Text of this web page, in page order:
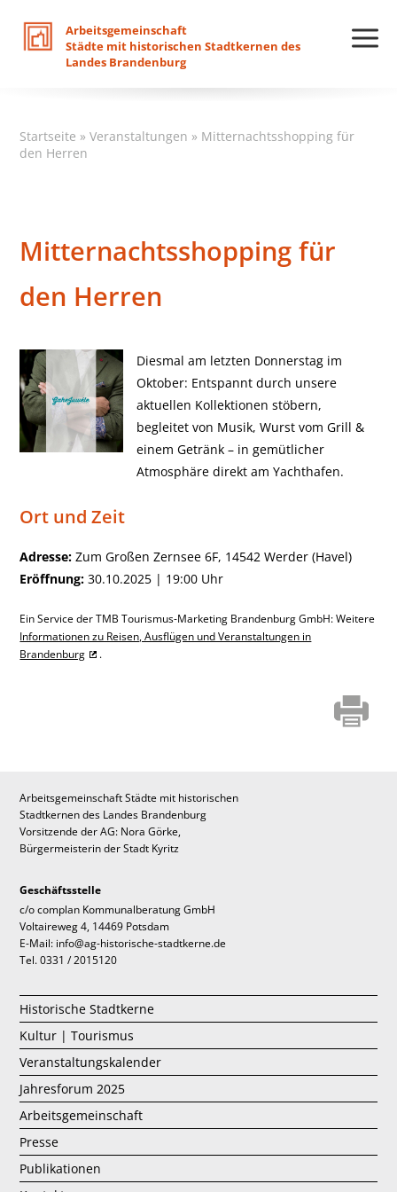
Arbeitsgemeinschaft
Städte mit historischen Stadtkernen des
Landes Brandenburg
Startseite »Veranstaltungen » Mitternachtsshopping für
den Herren
Mitternachtsshopping für
den Herren
Diesmal am letzten Donnerstag im
Oktober: Entspannt durch unsere
aktuellen Kollektionen stöbern,
begleitet von Musik, Wurst vom Grill &
einem Getränk – in gemütlicher
Atmosphäre direkt am Yachthafen.
Ort und Zeit
Adresse: Zum Großen Zernsee 6F, 14542 Werder (Havel)
Eröffnung: 30.10.2025 | 19:00 Uhr
Ein Service der TMB Tourismus-Marketing Brandenburg GmbH: Weitere
Informationen zu Reisen, Ausflügen und Veranstaltungen in
Brandenburg
.
Arbeitsgemeinschaft Städte mit historischen
Stadtkernen des Landes Brandenburg
Vorsitzende der AG: Nora Görke,
Bürgermeisterin der Stadt Kyritz
Geschäftsstelle
c/o complan Kommunalberatung GmbH
Voltaireweg 4, 14469 Potsdam
E-Mail: info@ag-historische-stadtkerne.de
Tel. 0331 / 2015120
Historische Stadtkerne
Kultur | Tourismus
Veranstaltungskalender
Jahresforum 2025
Arbeitsgemeinschaft
Presse
Publikationen